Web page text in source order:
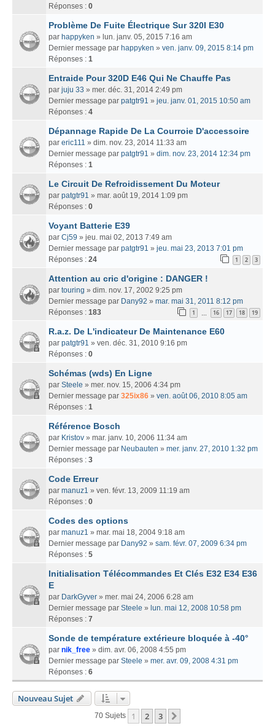
Réponses : 0
Problème De Fuite Électrique Sur 320I E30
par happyken » lun. janv. 05, 2015 7:16 am
Dernier message par happyken » ven. janv. 09, 2015 8:14 pm
Réponses : 1
Entraide Pour 320D E46 Qui Ne Chauffe Pas
par juju 33 » mer. déc. 31, 2014 2:49 pm
Dernier message par patgtr91 » jeu. janv. 01, 2015 10:50 am
Réponses : 4
Dépannage Rapide De La Courroie D'accessoire
par eric111 » dim. nov. 23, 2014 11:33 am
Dernier message par patgtr91 » dim. nov. 23, 2014 12:34 pm
Réponses : 1
Le Circuit De Refroidissement Du Moteur
par patgtr91 » mar. août 19, 2014 1:09 pm
Réponses : 0
Voyant Batterie E39
par Cj59 » jeu. mai 02, 2013 7:49 am
Dernier message par patgtr91 » jeu. mai 23, 2013 7:01 pm
Réponses : 24 1 2 3
Attention au cric d'origine : DANGER !
par touring » dim. nov. 17, 2002 9:25 pm
Dernier message par Dany92 » mar. mai 31, 2011 8:12 pm
Réponses : 183 1 16 17 18 19
R.a.z. De L'indicateur De Maintenance E60
par patgtr91 » ven. déc. 31, 2010 9:16 pm
Réponses : 0
Schémas (wds) En Ligne
par Steele » mer. nov. 15, 2006 4:34 pm
Dernier message par 325ix86 » ven. août 06, 2010 8:05 am
Réponses : 1
Référence Bosch
par Kristov » mar. janv. 10, 2006 11:34 am
Dernier message par Neubauten » mer. janv. 27, 2010 1:32 pm
Réponses : 3
Code Erreur
par manuz1 » ven. févr. 13, 2009 11:19 am
Réponses : 0
Codes des options
par manuz1 » mar. mai 18, 2004 9:18 am
Dernier message par Dany92 » sam. févr. 07, 2009 6:34 pm
Réponses : 5
Initialisation Télécommandes Et Clés E32 E34 E36
E
par DarkGyver » mer. mai 24, 2006 6:28 am
Dernier message par Steele » lun. mai 12, 2008 10:58 pm
Réponses : 7
Sonde de température extérieure bloquée à -40°
par nik_free » dim. avr. 06, 2008 4:55 pm
Dernier message par Steele » mer. avr. 09, 2008 4:31 pm
Réponses : 6
Nouveau Sujet
70 Sujets 1 2 3